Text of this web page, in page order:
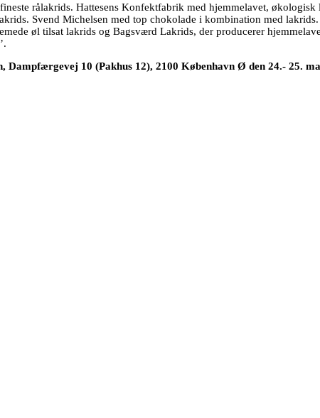
rålakrids. Hattesens Konfektfabrik med hjemmelavet,
Svend Michelsen med top chokolade i kombination med
øl tilsat lakrids og Bagsværd Lakrids, der producerer
10 (Pakhus 12), 2100 København Ø den 24.- 25.